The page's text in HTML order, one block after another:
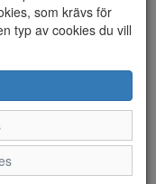
som krävs för
typ av cookies du vill